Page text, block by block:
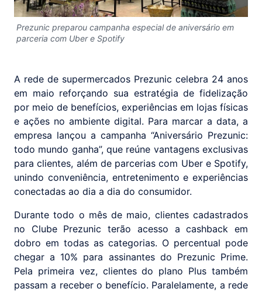
Prezunic preparou campanha especial de aniversário em
parceria com Uber e Spotify
A rede de supermercados Prezunic celebra 24 anos
em maio reforçando sua estratégia de fidelização
por meio de benefícios, experiências em lojas físicas
e ações no ambiente digital. Para marcar a data, a
empresa lançou a campanha “Aniversário Prezunic:
todo mundo ganha”, que reúne vantagens exclusivas
para clientes, além de parcerias com Uber e Spotify,
unindo conveniência, entretenimento e experiências
conectadas ao dia a dia do consumidor.
Durante todo o mês de maio, clientes cadastrados
no Clube Prezunic terão acesso a cashback em
dobro em todas as categorias. O percentual pode
chegar a 10% para assinantes do Prezunic Prime.
Pela primeira vez, clientes do plano Plus também
passam a receber o benefício. Paralelamente, a rede